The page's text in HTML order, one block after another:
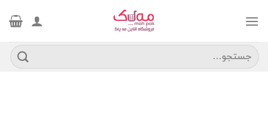
جستجو
برای: